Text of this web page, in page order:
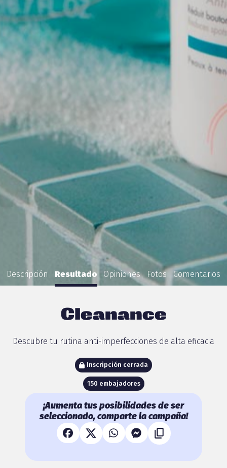
Descripción Resultado Opiniones Fotos Comentarios
Cleanance
Descubre tu rutina anti-imperfecciones de alta eficacia
Inscripción cerrada
150 embajadores
¡Aumenta tus posibilidades de ser
seleccionado, comparte la campaña!